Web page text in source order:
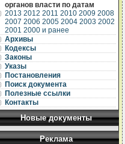
органов власти по датам
2013 2012 2011 2010 2009 2008
2007 2006 2005 2004 2003 2002
2001 2000 и ранее
Архивы
Кодексы
Законы
Указы
Постановления
Поиск документа
Полезные ссылки
Контакты
Новые документы
Реклама